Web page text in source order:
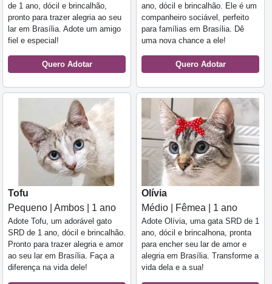
de 1 ano, dócil e brincalhão,
pronto para trazer alegria ao seu
lar em Brasília. Adote um amigo
fiel e especial!
Quero Adotar
ano, dócil e brincalhão. Ele é um
companheiro sociável, perfeito
para famílias em Brasília. Dê
uma nova chance a ele!
Quero Adotar
Tofu
Pequeno | Ambos | 1 ano
Adote Tofu, um adorável gato
SRD de 1 ano, dócil e brincalhão.
Pronto para trazer alegria e amor
ao seu lar em Brasília. Faça a
diferença na vida dele!
Olívia
Médio | Fêmea | 1 ano
Adote Olívia, uma gata SRD de 1
ano, dócil e brincalhona, pronta
para encher seu lar de amor e
alegria em Brasília. Transforme a
vida dela e a sua!